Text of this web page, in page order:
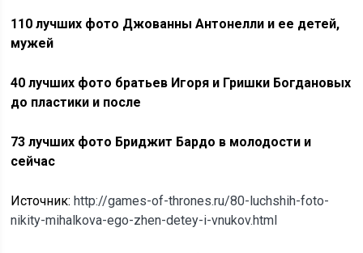
110 лучших фото Джованны Антонелли и ее детей,
мужей
40 лучших фото братьев Игоря и Гришки Богдановых
до пластики и после
73 лучших фото Бриджит Бардо в молодости и
сейчас
Источник: http://games-of-thrones.ru/80-luchshih-foto-
nikity-mihalkova-ego-zhen-detey-i-vnukov.html